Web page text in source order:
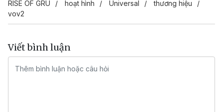
RISE OF GRU
hoạt hình Universal
thương hiệu
vov2
Viết bình luận